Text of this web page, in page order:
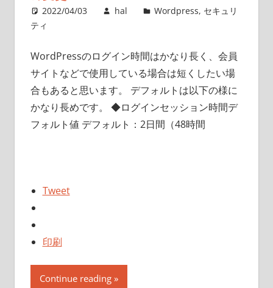
2022/04/03 hal Wordpress, セキュリ
ティ
WordPressのログイン時間はかなり長く、会員
サイトなどで使用している場合は短くしたい場
合もあると思います。 デフォルトは以下の様に
かなり長めです。 ◆ログインセッション時間デ
フォルト値 デフォルト：2日間（48時間
Tweet
印刷
Continue reading